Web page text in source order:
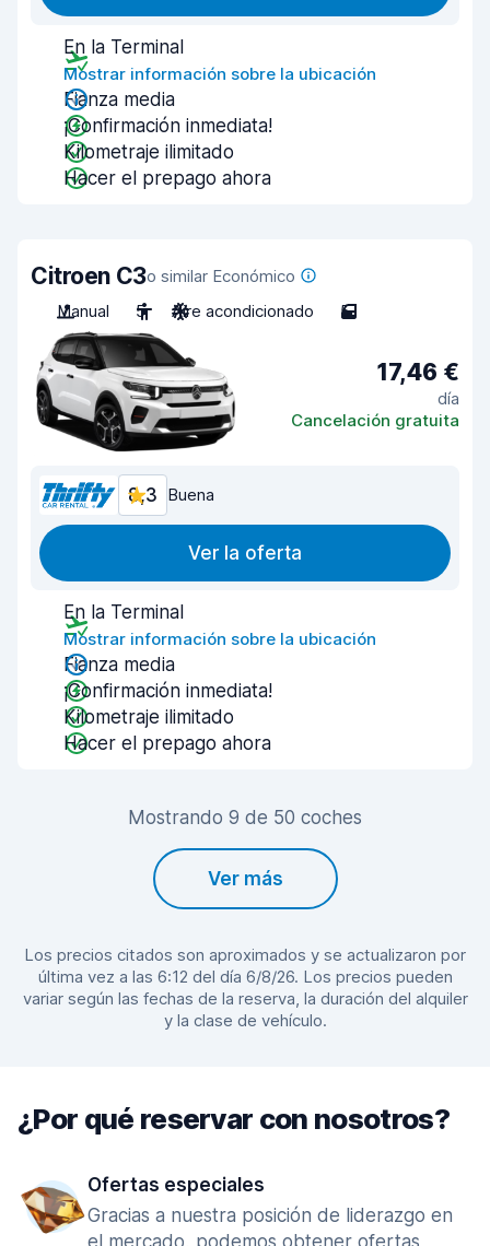
En la Terminal
Mostrar información sobre la ubicación
Fianza media
¡Confirmación inmediata!
Kilometraje ilimitado
Hacer el prepago ahora
Citroen C3o similar Económico
Manual
5 Aire acondicionado 5
17,46 €
día
Cancelación gratuita
8,3 Buena
Ver la oferta
En la Terminal
Mostrar información sobre la ubicación
Fianza media
¡Confirmación inmediata!
Kilometraje ilimitado
Hacer el prepago ahora
Mostrando 9 de 50 coches
Ver más
Los precios citados son aproximados y se actualizaron por
última vez a las 6:12 del día 6/8/26. Los precios pueden
variar según las fechas de la reserva, la duración del alquiler
y la clase de vehículo.
¿Por qué reservar con nosotros?
Ofertas especiales
Gracias a nuestra posición de liderazgo en
el mercado, podemos obtener ofertas